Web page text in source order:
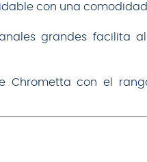
con una
grandes facilita
Chrometta con el